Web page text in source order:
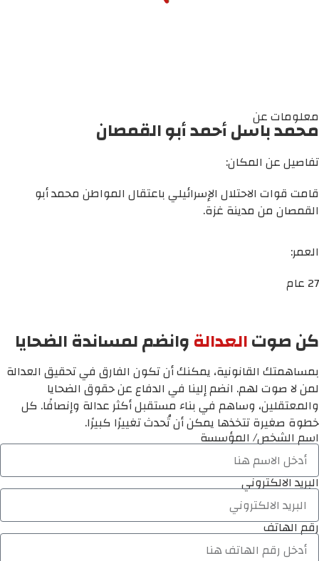
معلومات عن
محمد باسل أحمد أبو القمصان
تفاصيل عن المكان:
قامت قوات الاحتلال الإسرائيلي باعتقال المواطن محمد أبو
القمصان من مدينة غزة.
العمر:
27 عام
كن صوتالعدالةوانضم لمساندة الضحايا
بمساهمتك القانونية، يمكنك أن تكون الفارق في تحقيق العدالة
لمن لا صوت لهم. انضم إلينا في الدفاع عن حقوق الضحايا
والمعتقلين، وساهم في بناء مستقبل أكثر عدالة وإنصافًا. كل
خطوة صغيرة تتخذها يمكن أن تُحدث تغييرًا كبيرًا.
اسم الشخص/ المؤسسة
البريد الالكتروني
رقم الهاتف